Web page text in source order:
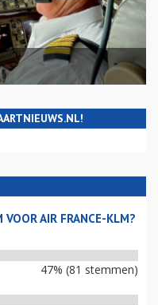
VOOR AIR FRANCE-KLM?
47% (81 stemmen)